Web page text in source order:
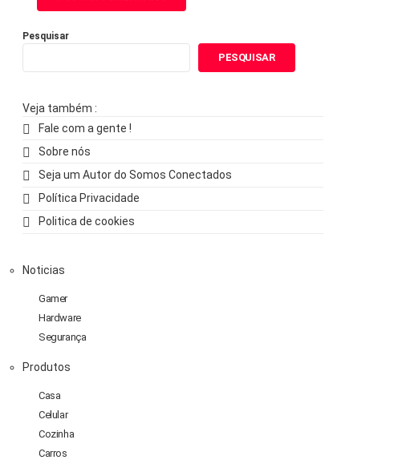
Pesquisar
PESQUISAR
Veja também :
Fale com a gente !
Sobre nós
Seja um Autor do Somos Conectados
Política Privacidade
Politica de cookies
Noticias
Gamer
Hardware
Segurança
Produtos
Casa
Celular
Cozinha
Carros